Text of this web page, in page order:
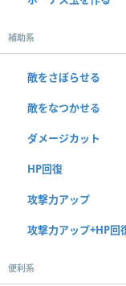
補助系
敵をさぼらせる
敵をなつかせる
ダメージカット
HP回復
攻撃力アップ
攻撃力アップ+HP回
便利系